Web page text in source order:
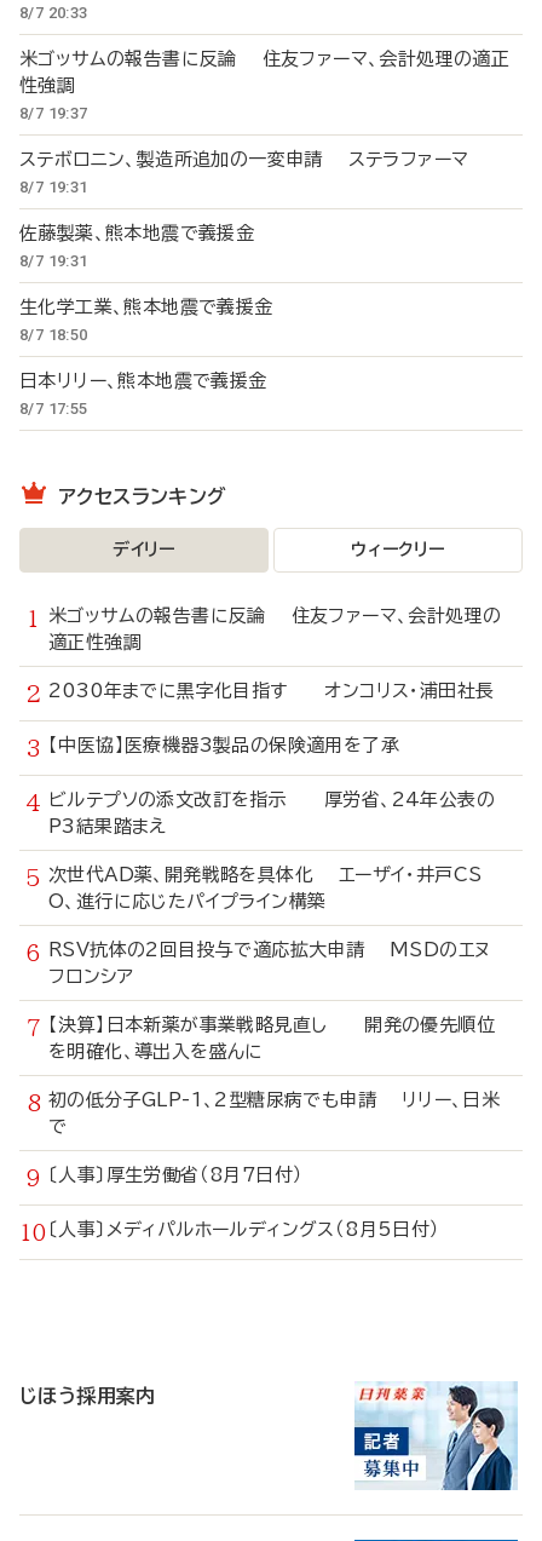
8/7 20:33
米ゴッサムの報告書に反論 住友ファーマ、会計処理の適正
性強調
8/7 19:37
ステボロニン、製造所追加の一変申請 ステラファーマ
8/7 19:31
佐藤製薬、熊本地震で義援金
8/7 19:31
生化学工業、熊本地震で義援金
8/7 18:50
日本リリー、熊本地震で義援金
8/7 17:55
アクセスランキング
デイリー ウィークリー
米ゴッサムの報告書に反論 住友ファーマ、会計処理の
適正性強調
2030年までに黒字化目指す オンコリス・浦田社長
【中医協】医療機器3製品の保険適用を了承
ビルテプソの添文改訂を指示 厚労省、24年公表の
P3結果踏まえ
次世代AD薬、開発戦略を具体化 エーザイ・井戸CS
O、進行に応じたパイプライン構築
RSV抗体の2回目投与で適応拡大申請 MSDのエヌ
フロンシア
【決算】日本新薬が事業戦略見直し 開発の優先順位
を明確化、導出入を盛んに
初の低分子GLP-1、2型糖尿病でも申請 リリー、日米
で
〔人事〕厚生労働省（8月7日付）
〔人事〕メディパルホールディングス（8月5日付）
じほう採用案内